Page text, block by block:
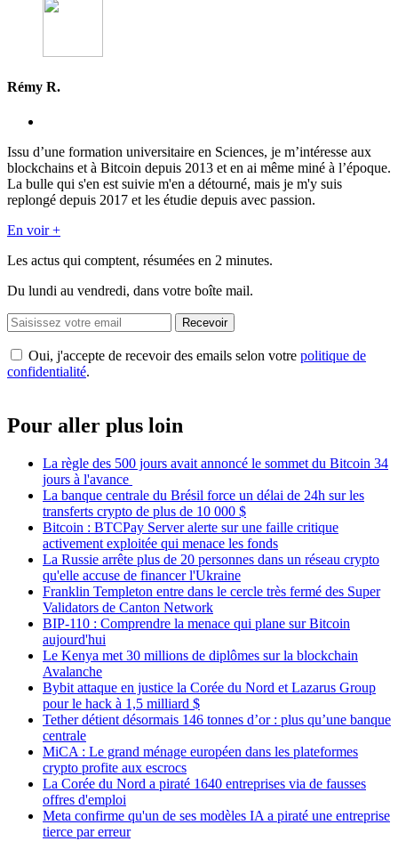
Rémy R.
Issu d’une formation universitaire en Sciences, je m’intéresse aux
blockchains et à Bitcoin depuis 2013 et en ai même miné à l’époque.
La bulle qui s'en est suivie m'en a détourné, mais je m'y suis
replongé depuis 2017 et les étudie depuis avec passion.
En voir +
Les actus qui comptent, résumées en 2 minutes.
Du lundi au vendredi, dans votre boîte mail.
Recevoir
Oui, j'accepte de recevoir des emails selon votre politique de
confidentialité.
Pour aller plus loin
La règle des 500 jours avait annoncé le sommet du Bitcoin 34
jours à l'avance
La banque centrale du Brésil force un délai de 24h sur les
transferts crypto de plus de 10 000 $
Bitcoin : BTCPay Server alerte sur une faille critique
activement exploitée qui menace les fonds
La Russie arrête plus de 20 personnes dans un réseau crypto
qu'elle accuse de financer l'Ukraine
Franklin Templeton entre dans le cercle très fermé des Super
Validators de Canton Network
BIP-110 : Comprendre la menace qui plane sur Bitcoin
aujourd'hui
Le Kenya met 30 millions de diplômes sur la blockchain
Avalanche
Bybit attaque en justice la Corée du Nord et Lazarus Group
pour le hack à 1,5 milliard $
Tether détient désormais 146 tonnes d’or : plus qu’une banque
centrale
MiCA : Le grand ménage européen dans les plateformes
crypto profite aux escrocs
La Corée du Nord a piraté 1640 entreprises via de fausses
offres d'emploi
Meta confirme qu'un de ses modèles IA a piraté une entreprise
tierce par erreur